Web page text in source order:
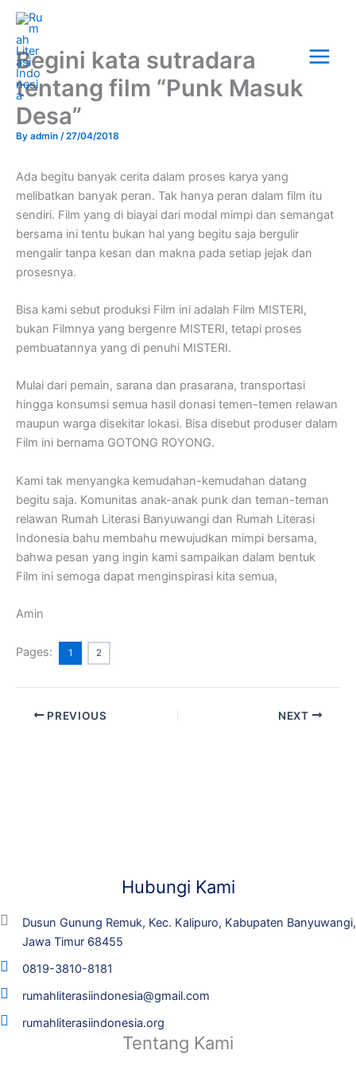
Skip
content
Menu
Begini kata sutradara
tentang film “Punk Masuk
Desa”
By admin /27/04/2018
Ada begitu banyak cerita dalam proses karya yang
melibatkan banyak peran. Tak hanya peran dalam film itu
sendiri. Film yang di biayai dari modal mimpi dan semangat
bersama ini tentu bukan hal yang begitu saja bergulir
mengalir tanpa kesan dan makna pada setiap jejak dan
prosesnya.
Bisa kami sebut produksi Film ini adalah Film MISTERI,
bukan Filmnya yang bergenre MISTERI, tetapi proses
pembuatannya yang di penuhi MISTERI.
Mulai dari pemain, sarana dan prasarana, transportasi
hingga konsumsi semua hasil donasi temen-temen relawan
maupun warga disekitar lokasi. Bisa disebut produser dalam
Film ini bernama GOTONG ROYONG.
Kami tak menyangka kemudahan-kemudahan datang
begitu saja. Komunitas anak-anak punk dan teman-teman
relawan Rumah Literasi Banyuwangi dan Rumah Literasi
Indonesia bahu membahu mewujudkan mimpi bersama,
bahwa pesan yang ingin kami sampaikan dalam bentuk
Film ini semoga dapat menginspirasi kita semua,
Amin
Pages: 1 2
PREVIOUS NEXT
Hubungi Kami
Dusun Gunung Remuk, Kec. Kalipuro, Kabupaten Banyuwangi,
Jawa Timur 68455
0819-3810-8181
rumahliterasiindonesia@gmail.com
rumahliterasiindonesia.org
Tentang Kami